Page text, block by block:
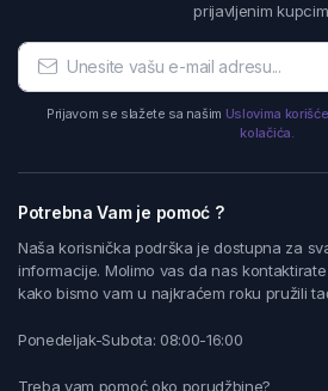
prijavljenim
Prijavom se slažete sa našim Uslovima
kolačića.
Potrebna Vam je pomoć ?
Naša korisnička podrška je dostupna za
informacije. Molimo vas da nas
kako bismo vam u najkraćem roku pružili
Ponedeljak-Subota: 08:00-16:00
Treba vam pomoć oko porudžbine?